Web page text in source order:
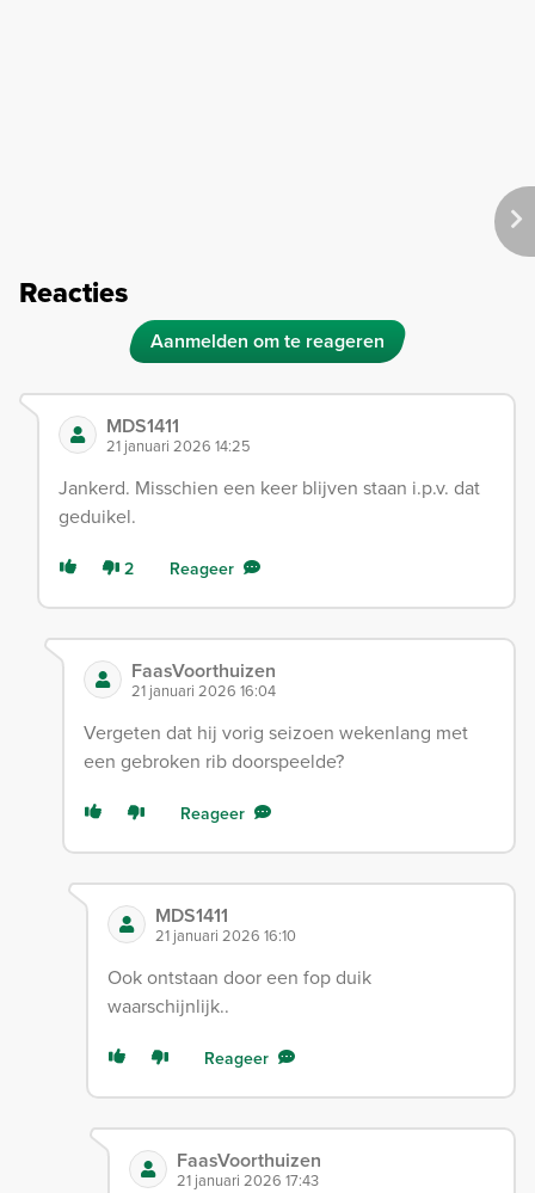
Reacties
Aanmelden om te reageren
MDS1411
21 januari 2026 14:25
Jankerd. Misschien een keer blijven staan i.p.v. dat
geduikel.
2 Reageer
FaasVoorthuizen
21 januari 2026 16:04
Vergeten dat hij vorig seizoen wekenlang met
een gebroken rib doorspeelde?
Reageer
MDS1411
21 januari 2026 16:10
Ook ontstaan door een fop duik
waarschijnlijk..
Reageer
FaasVoorthuizen
21 januari 2026 17:43